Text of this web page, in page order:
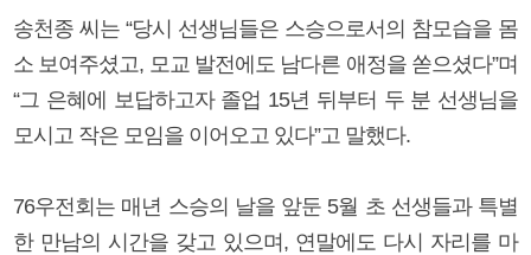
송천종 씨는 “당시 선생님들은 스승으로서의 참모습을 몸
소 보여주셨고, 모교 발전에도 남다른 애정을 쏟으셨다”며
“그 은혜에 보답하고자 졸업 15년 뒤부터 두 분 선생님을
모시고 작은 모임을 이어오고 있다”고 말했다.
76우전회는 매년 스승의 날을 앞둔 5월 초 선생들과 특별
한 만남의 시간을 갖고 있으며, 연말에도 다시 자리를 마